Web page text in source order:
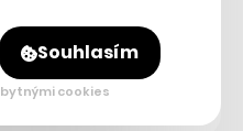
se vítězkou s velkým
starostka hlavního města a
Sheinbaumová, její
Souhlasím
cookies